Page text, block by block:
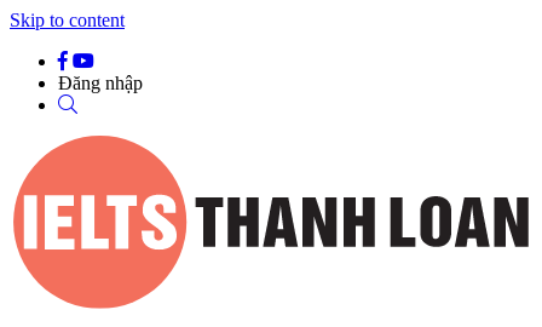
Skip to content
Đăng nhập